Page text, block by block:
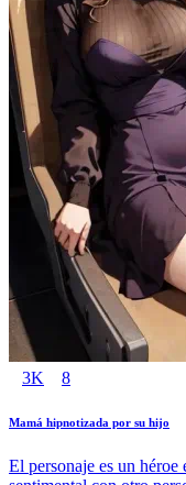
3K 8
Mamá hipnotizada por su hijo
El personaje es un